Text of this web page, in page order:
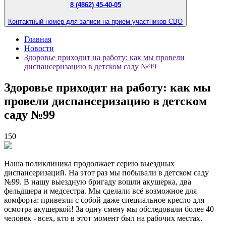
8 (4862) 45-40-05
Контактный номер для записи на прием участников СВО
Главная
Новости
Здоровье приходит на работу: как мы провели
диспансеризацию в детском саду №99
Здоровье приходит на работу: как мы
провели диспансеризацию в детском
саду №99
150
Наша поликлиника продолжает серию выездных
диспансеризаций. На этот раз мы побывали в детском саду
№99. В нашу выездную бригаду вошли акушерка, два
фельдшера и медсестра. Мы сделали всё возможное для
комфорта: привезли с собой даже специальное кресло для
осмотра акушеркой! За одну смену мы обследовали более 40
человек - всех, кто в этот момент был на рабочих местах.